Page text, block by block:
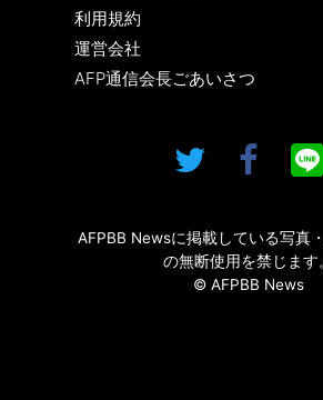
利用規約
運営会社
AFP通信会長ごあいさつ
AFPBB Newsに掲載している写真
の無断使用を禁じます
© AFPBB News